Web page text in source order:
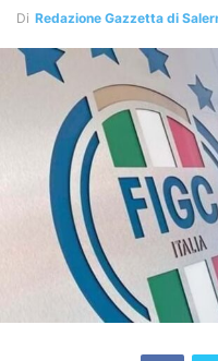
Di Redazione Gazzetta di